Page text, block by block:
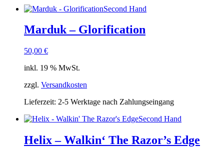
Second Hand
Marduk – Glorification
50,00 €
inkl. 19 % MwSt.
zzgl. Versandkosten
Lieferzeit: 2-5 Werktage nach Zahlungseingang
Second Hand
Helix – Walkin‘ The Razor’s Edge